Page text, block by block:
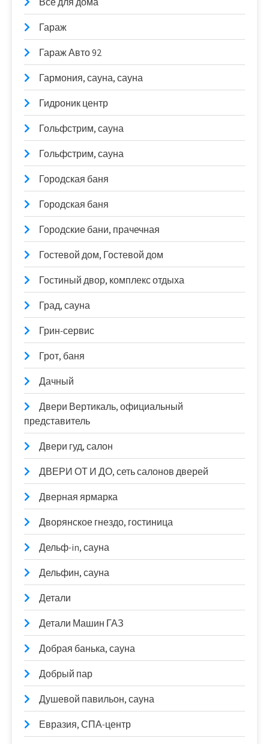
Гараж
Гараж Авто 92
Гармония, сауна, сауна
Гидроник центр
Гольфстрим, сауна
Гольфстрим, сауна
Городская баня
Городская баня
Городские бани, прачечная
Гостевой дом, Гостевой дом
Гостиный двор, комплекс отдыха
Град, сауна
Грин-сервис
Грот, баня
Дачный
Двери Вертикаль, официальный
представитель
Двери гуд, салон
ДВЕРИ ОТ И ДО, сеть салонов дверей
Дверная ярмарка
Дворянское гнездо, гостиница
Дельф-in, сауна
Дельфин, сауна
Детали
Детали Машин ГАЗ
Добрая банька, сауна
Добрый пар
Душевой павильон, сауна
Евразия, СПА-центр